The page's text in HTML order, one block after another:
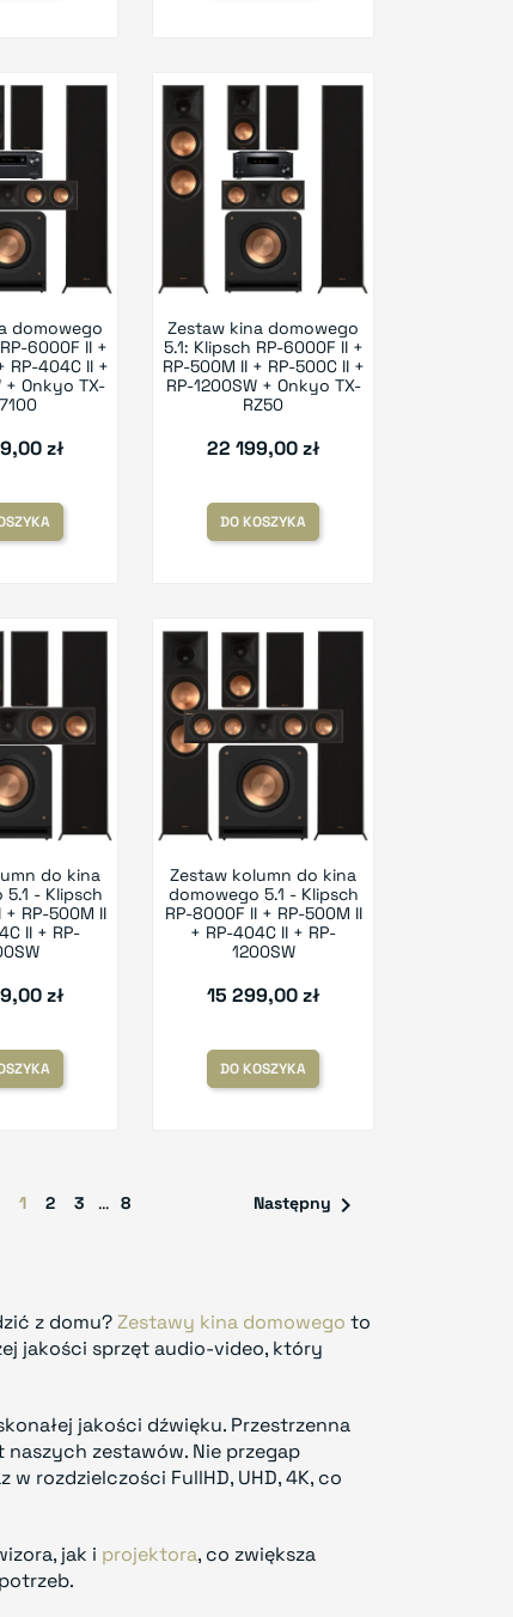
domowego
6000F II +
RP-404C II +
+ Onkyo TX-
zł
Zestaw kina domowego
5.1: Klipsch RP-6000F II +
RP-500M II + RP-500C II +
RP-1200SW + Onkyo TX-
RZ50
22 199,00 zł
DO KOSZYKA
do kina
- Klipsch
+ RP-500M II
II + RP-
zł
Zestaw kolumn do kina
domowego 5.1 - Klipsch
RP-8000F II + RP-500M II
+ RP-404C II + RP-
1200SW
15 299,00 zł
DO KOSZYKA
1 2 3 … 8 Następny 
z domu?Zestawy kina domowego to
jakości sprzęt audio-video, który
jakości dźwięku. Przestrzenna
zestawów. Nie przegap
rozdzielczości FullHD, UHD, 4K, co
jak i projektora, co zwiększa